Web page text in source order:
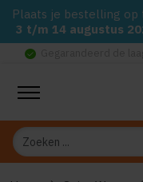
Plaats je bestelling op
3 t/m 14 augustus
check_circle
Zoeken